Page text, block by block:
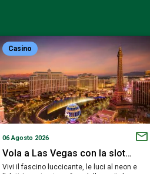
Casino
06 Agosto 2026
Vola a Las Vegas con la slot…
Vivi il fascino luccicante, le luci al neon e